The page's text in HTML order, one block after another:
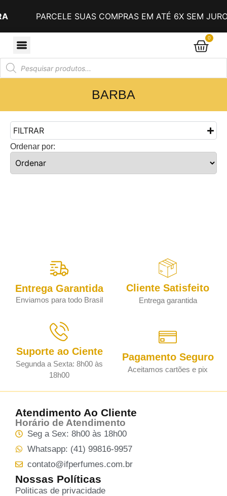
PARCELE SUAS COMPRAS EM ATÉ 6X SEM
0
BARBA
FILTRAR
Ordenar por:
Entrega Garantida
Enviamos para todo Brasil
Cliente Satisfeito
Entrega garantida
Suporte ao Ciente
Segunda a Sexta: 8h00 às
18h00
Pagamento Seguro
Aceitamos cartões e pix
Atendimento Ao Cliente
Horário de Atendimento
Seg a Sex: 8h00 às 18h00
Whatsapp: (41) 99816-9957
contato@ifperfumes.com.br
Nossas Políticas
Politicas de privacidade